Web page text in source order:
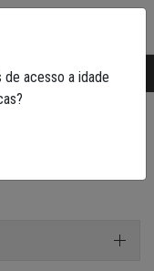
partir de50€
acesso a idade